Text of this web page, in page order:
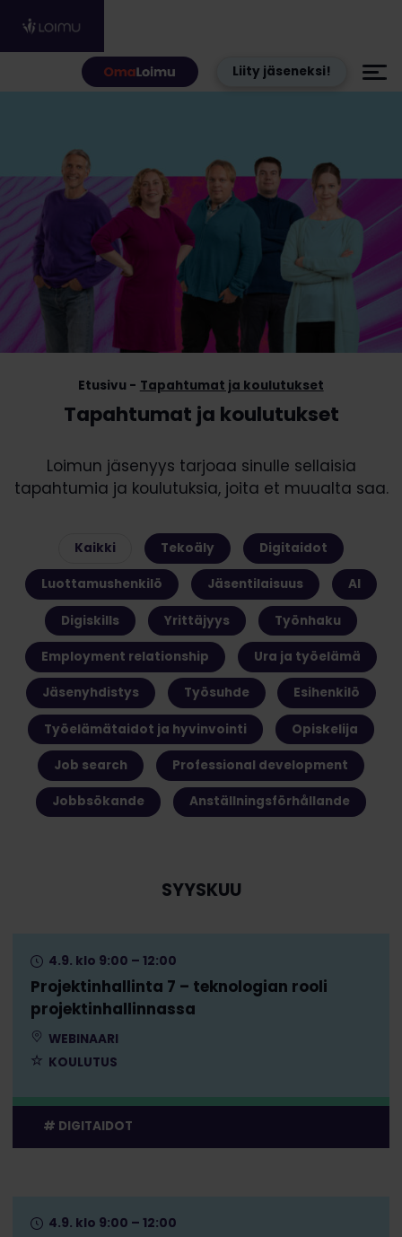
Liity jäseneksi!
Tapahtumat ja koulutukset
Etusivu Tapahtumat ja koulutukset
Loimun jäsenyys tarjoaa sinulle sellaisia
tapahtumia ja koulutuksia, joita et muualta saa.
Kaikki Tekoäly Digitaidot
Luottamushenkilö Jäsentilaisuus AI
Digiskills Yrittäjyys Työnhaku
Employment relationship Ura ja työelämä
Jäsenyhdistys Työsuhde Esihenkilö
Työelämätaidot ja hyvinvointi Opiskelija
Job search Professional development
Jobbsökande Anställningsförhållande
SYYSKUU
Projektinhallinta 7 – teknologian rooli
projektinhallinnassa
4.9. klo 9:00 – 12:00
WEBINAARI
KOULUTUS
DIGITAIDOT
4.9. klo 9:00 – 12:00